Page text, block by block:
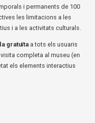
i permanents de 100
les limitacions a les
i a les activitats culturals.
gratuïtaa tots els usuaris
completa al museu (en
els elements interactius